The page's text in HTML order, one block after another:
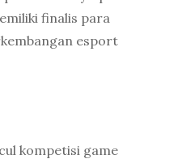
finalis para
esport
kompetisi game